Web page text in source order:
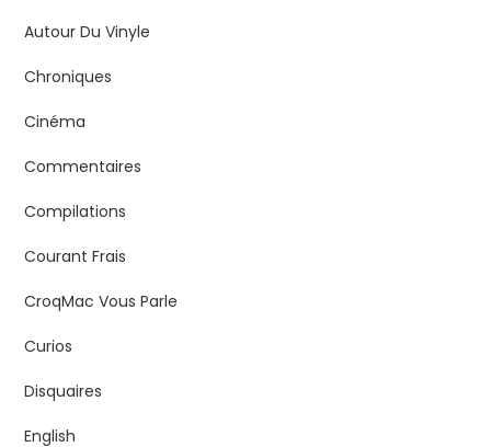
Autour Du Vinyle
Chroniques
Cinéma
Commentaires
Compilations
Courant Frais
CroqMac Vous Parle
Curios
Disquaires
English